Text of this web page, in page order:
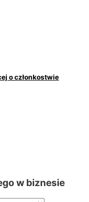
o członkostwie
w biznesie